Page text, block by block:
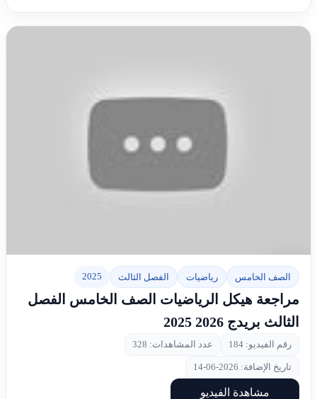
▶الصف الخامس رياضيات الفصل الثالث 2025
مراجعة هيكل الرياضيات الصف الخامس الفصل
الثالث بريدج 2026 2025
رقم الفيديو: 184 عدد المشاهدات: 328
تاريخ الإضافة: 2026-06-14
مشاهدة الفيديو